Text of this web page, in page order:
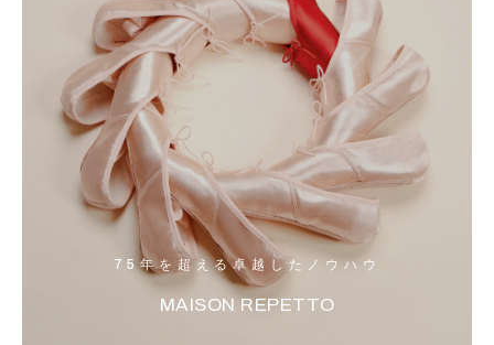
75年を超える卓越したノウハウ
MAISON REPETTO